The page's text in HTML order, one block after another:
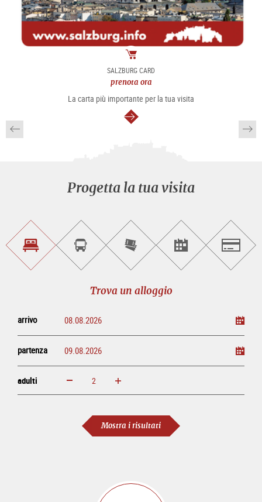
Pacchetto
SALZBURG CARD
prenota ora
La carta più importante per la tua visita
segue
Progetta la tua visita
Trova
un
alloggio
Prenota
un
sightseeing
Compra
biglietti
Trova
gli
eventi
Trova un alloggio
arrivo
partenza
adulti ingrandisci diminuisci
Mostra i risultati